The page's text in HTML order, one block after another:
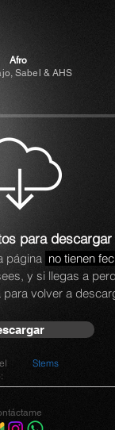
Afro
Sabel & AHS
para descargar
página no tienen
y si llegas a
volver a
Stems